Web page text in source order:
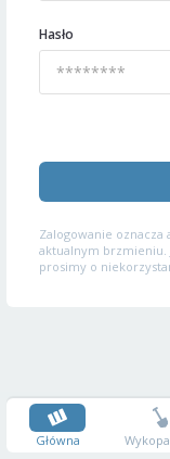
Hasło
Zalogowanie oznacza
aktualnym brzmieniu.
prosimy o
Główna